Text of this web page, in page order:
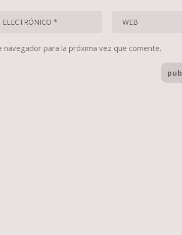
para la próxima vez que comente.